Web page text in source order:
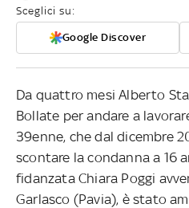
Sceglici su:
Google Discover
Da quattro mesi Alberto
Bollate per andare a
39enne, che dal dicembre
scontare la condanna a 16
fidanzata Chiara Poggi
Garlasco (Pavia), è stato